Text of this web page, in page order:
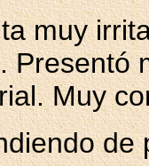
muy
Presentó
Muy
de